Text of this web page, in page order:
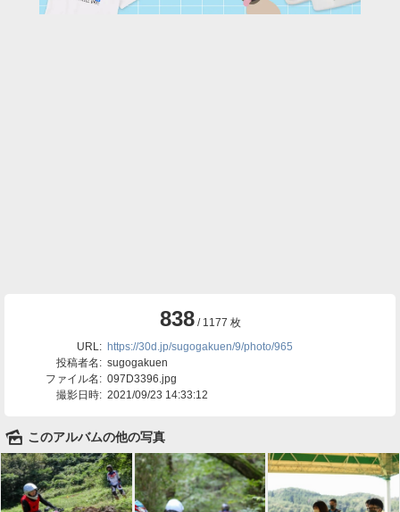
838 / 1177 枚
URL: https://30d.jp/sugogakuen/9/photo/965
投稿者名: sugogakuen
ファイル名: 097D3396.jpg
撮影日時: 2021/09/23 14:33:12
🌄 このアルバムの他の写真